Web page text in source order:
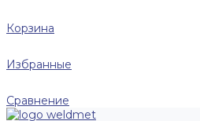
Корзина
Избранные
Сравнение